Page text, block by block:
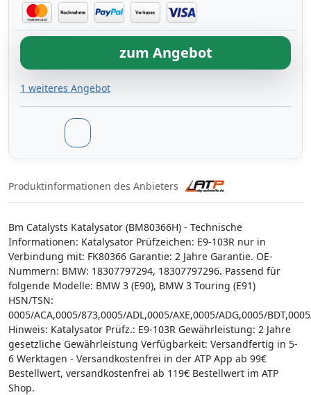
zum Angebot
1 weiteres Angebot
Produktinformationen des Anbieters
Bm Catalysts Katalysator (BM80366H) - Technische
Informationen: Katalysator Prüfzeichen: E9-103R nur in
Verbindung mit: FK80366 Garantie: 2 Jahre Garantie. OE-
Nummern: BMW: 18307797294, 18307797296. Passend für
folgende Modelle: BMW 3 (E90), BMW 3 Touring (E91)
HSN/TSN:
0005/ACA,0005/873,0005/ADL,0005/AXE,0005/ADG,0005/
Hinweis: Katalysator Prüfz.: E9-103R Gewährleistung: 2 Jahre
gesetzliche Gewährleistung Verfügbarkeit: Versandfertig in 5-
6 Werktagen - Versandkostenfrei in der ATP App ab 99€
Bestellwert, versandkostenfrei ab 119€ Bestellwert im ATP
Shop.